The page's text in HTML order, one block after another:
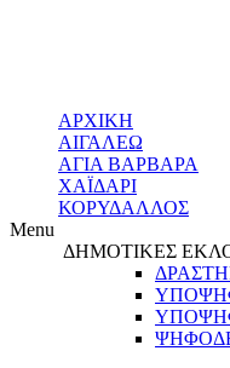
ΑΡΧΙΚΗ
ΑΙΓΑΛΕΩ
ΑΓΙΑ ΒΑΡΒΑΡΑ
ΧΑΪΔΑΡΙ
ΚΟΡΥΔΑΛΛΟΣ
Menu
ΔΗΜΟΤΙΚΕΣ